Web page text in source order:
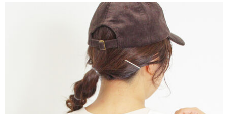
流程，驗證手機門號後，選擇欲分期的期數、繳款截止日，確認付款後即完
3.實際核准額度、可分期數及費用金額請依後續交易確認頁面所載為準。
4.訂單成立30分鐘內，如未前往確認交易或遇審核未通過，訂單將自動取
消。如遇「轉專審核」未通過狀況，表示未達大哥付你分期系統評分，恕無
1.分期款項不併入電信帳單，「大哥付你分期」於每月結算日後寄送繳費提
2.透過簡訊連結打開帳單後，可選擇「超商條碼／台灣大直營門市／銀行轉
帳／街口支付／iPASS MONEY」等通路繳費。
AFTEE先享後付是「在收到商品之後才付款」的支付方式。 讓您購物簡單
１．簡單：不需註冊會員、不需綁卡、不需儲值。
２．便利：只要手機號碼，簡訊認證，即可結帳。
３．安心：先確認商品／服務後，再付款。
【「AFTEE先享後付」結帳流程】
１．於結帳方式選擇「AFTEE先享後付」後，將跳轉至「AFTEE先享後付」
結帳頁面，進行簡訊認證並確認金額後，即可完成結帳。
２．訂單成立數日內，您將收到繳費通知簡訊。
３．收到繳費通知簡訊後14天內，點擊此簡訊中的連結，可透過四大超商／
每筆NT$60，滿NT$1,500(含以上)免運費
每筆NT$60，滿NT$1,500(含以上)免運費